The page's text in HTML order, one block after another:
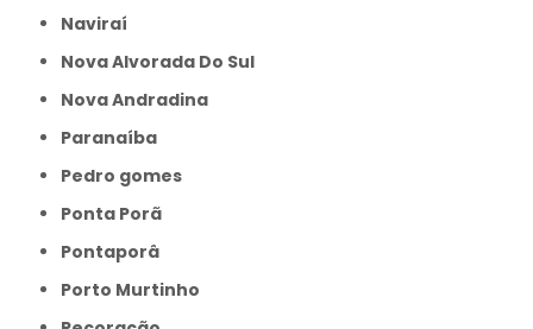
Naviraí
Nova Alvorada Do Sul
Nova Andradina
Paranaíba
Pedro gomes
Ponta Porã
Pontaporâ
Porto Murtinho